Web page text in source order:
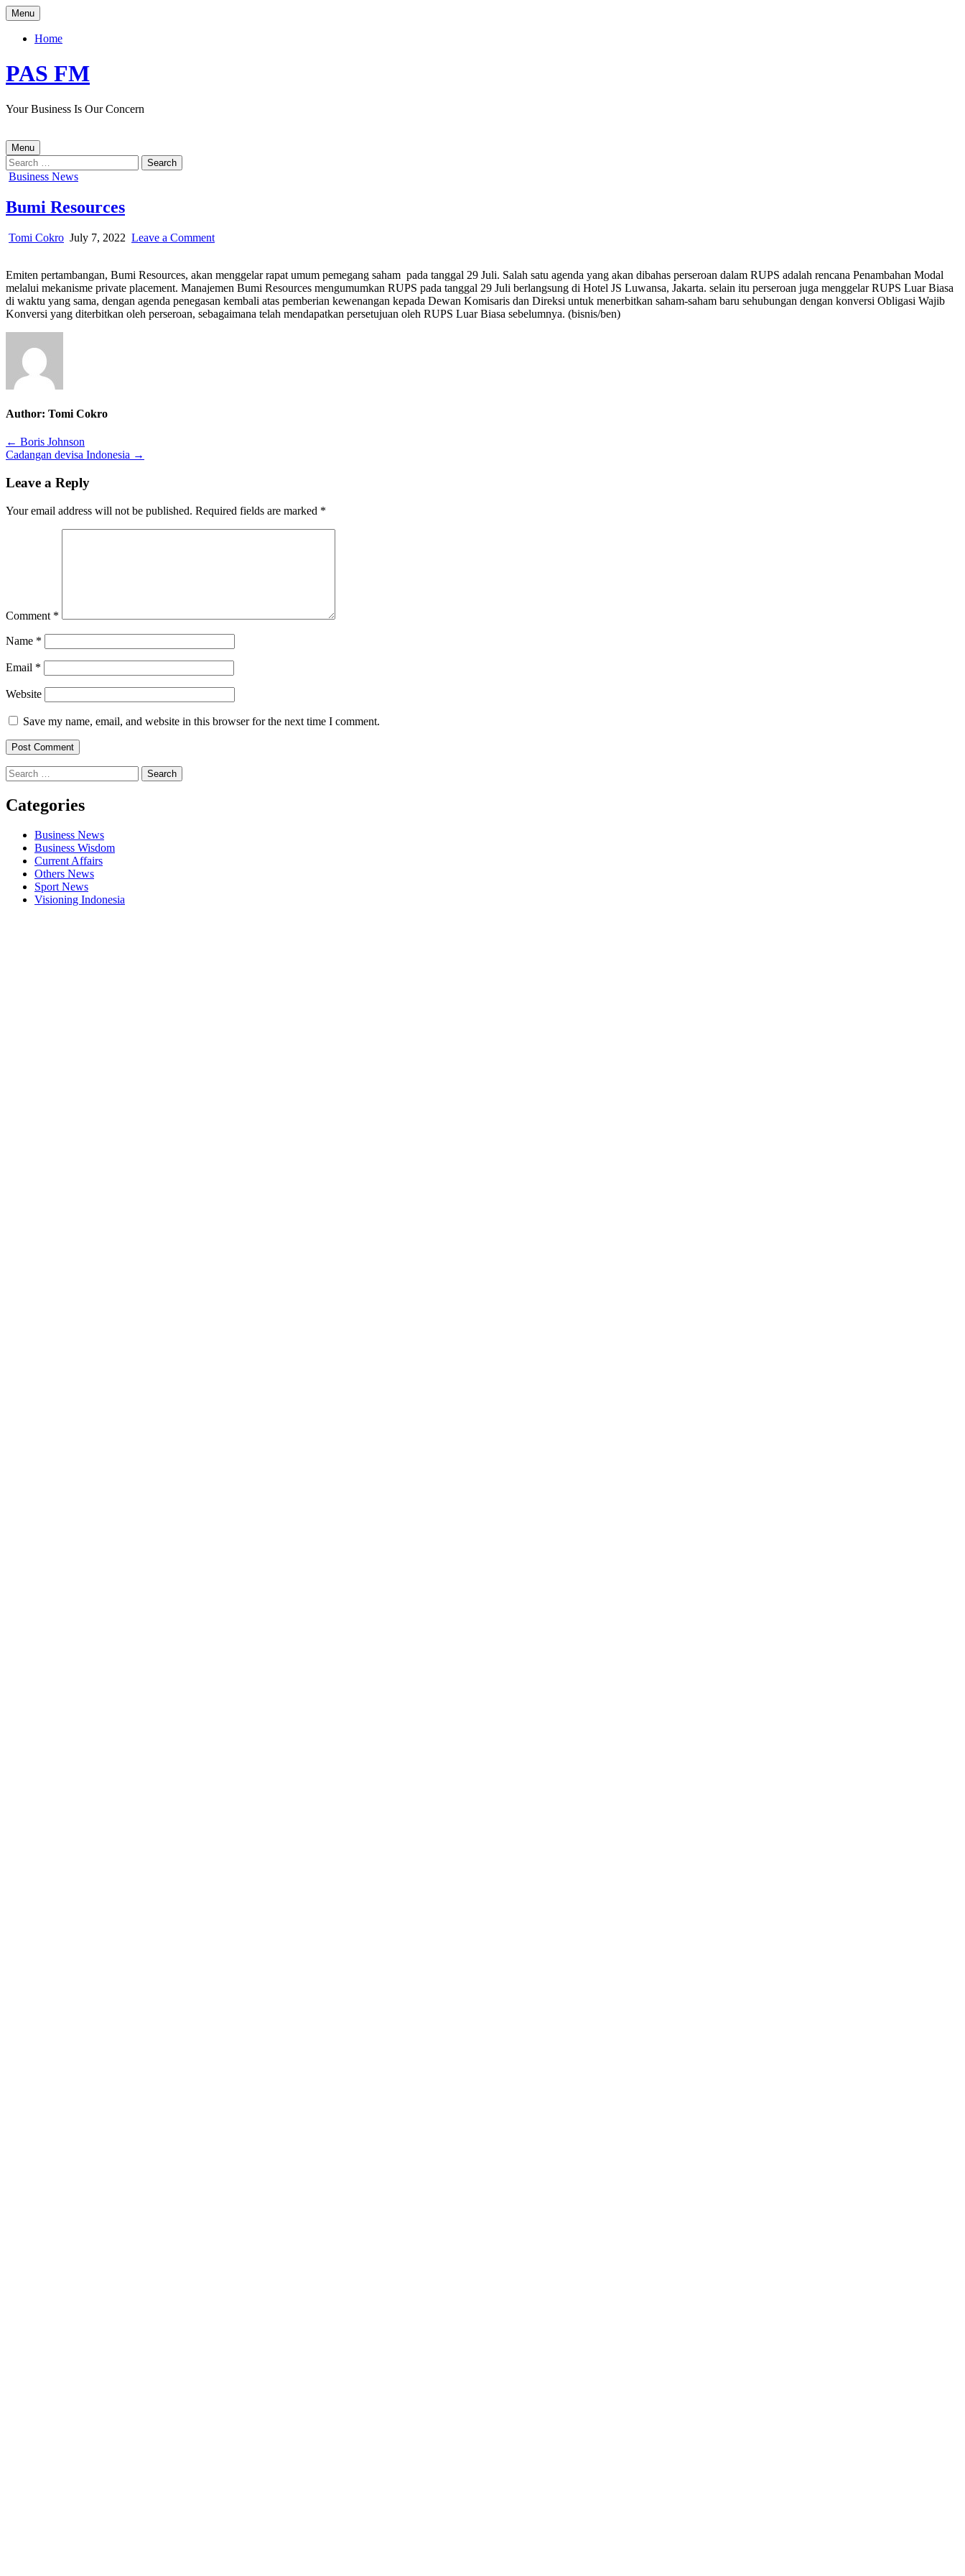
Skip
to
content
Menu
Home
PAS FM
Your Business Is Our Concern
Menu
Search
for:
Posted
Business News
Bumi Resources
Author:
Tomi Cokro Published
July 7, 2022 Leave a Commenton
Emiten pertambangan, Bumi Resources, akan menggelar rapat umum pemegang saham pada tanggal 29 Juli. Salah satu agenda yang akan dibahas perseroan dalam RUPS adalah rencana Penambahan Modal
melalui mekanisme private placement. Manajemen Bumi Resources mengumumkan RUPS pada tanggal 29 Juli berlangsung di Hotel JS Luwansa, Jakarta. selain itu perseroan juga menggelar RUPS Luar Biasa
di waktu yang sama, dengan agenda penegasan kembali atas pemberian kewenangan kepada Dewan Komisaris dan Direksi untuk menerbitkan saham-saham baru sehubungan dengan konversi Obligasi Wajib
Konversi yang diterbitkan oleh perseroan, sebagaimana telah mendapatkan persetujuan oleh RUPS Luar Biasa sebelumnya. (bisnis/ben)
Author: Tomi Cokro
Post
navigation
← Boris Johnson
Cadangan devisa Indonesia →
Leave a Reply
Your email address will not be published. Required fields are marked *
Comment *
Name *
Email *
Website
Save my name, email, and website in this browser for the next time I comment.
Search
for:
Categories
Business News
Business Wisdom
Current Affairs
Others News
Sport News
Visioning Indonesia